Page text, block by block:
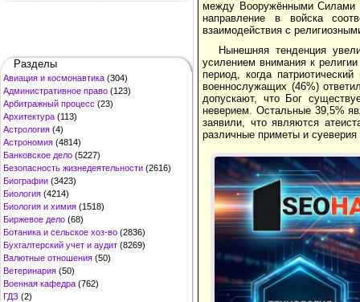
Разделы
Авиация и космонавтика (304)
Административное право (123)
Арбитражный процесс (23)
Архитектура (113)
Астрология (4)
Астрономия (4814)
Банковское дело (5227)
Безопасность жизнедеятельности (2616)
Биографии (3423)
Биология (4214)
Биология и химия (1518)
Биржевое дело (68)
Ботаника и сельское хоз-во (2836)
Бухгалтерский учет и аудит (8269)
Валютные отношения (50)
Ветеринария (50)
Военная кафедра (762)
ГДЗ (2)
между Вооружёнными Силами
направление в войска
взаимодействия с
Нынешняя тенденция
усилением внимания к
период, когда
военнослужащих (46%)
допускают, что Бог
неверием. Остальные 39,5%
заявили, что являются
различные приметы и